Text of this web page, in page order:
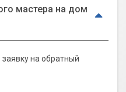
мастера на дом
на обратный